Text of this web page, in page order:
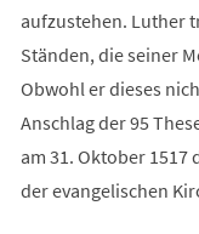
aufzustehen. Luther
Ständen, die seiner
Obwohl er dieses
Anschlag der 95
am 31. Oktober 1517
der evangelischen